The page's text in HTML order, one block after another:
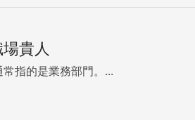
貴人
常指的是業務部門。...